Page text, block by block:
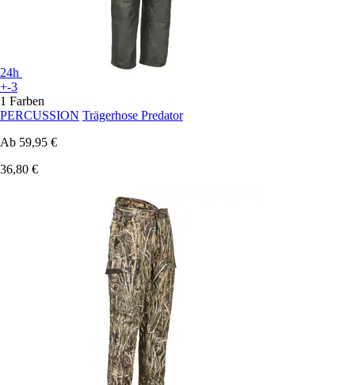
24h
+-3
1 Farben
PERCUSSION Trägerhose Predator
Ab 59,95 €
36,80 €